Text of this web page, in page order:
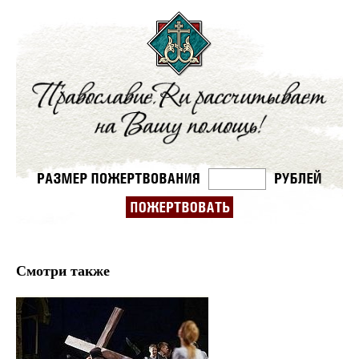
Смотри также